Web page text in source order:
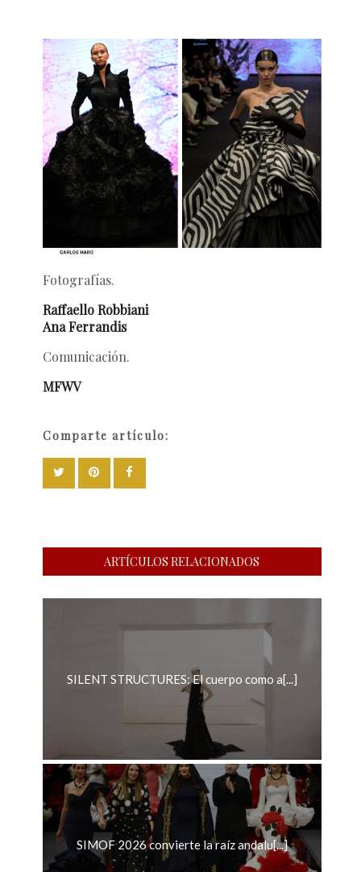
Fotografías.
Raffaello Robbiani
Ana Ferrandis
Comunicación.
MFWV
Comparte artículo:
ARTÍCULOS RELACIONADOS
SILENT STRUCTURES: El cuerpo como a[...]
SIMOF 2026 convierte la raíz andalu[...]